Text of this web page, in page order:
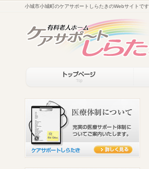
小城市小城町のケアサポートしらたきのWebサイトです